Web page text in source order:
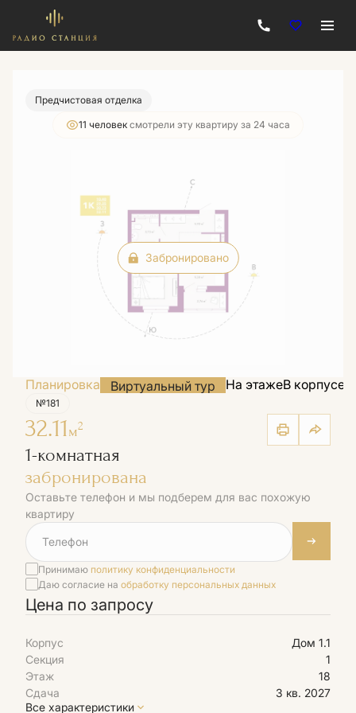
1-комнатная Цена по запросу
Предчистовая отделка
11 человек смотрели эту квартиру за 24 часа
Забронировано
Планировка Виртуальный тур На этажеВ корпусе
№181
32.11м2
1-комнатная
забронирована
Оставьте телефон и мы подберем для вас похожую
квартиру
Принимаю политику конфиденциальности
Даю согласие на обработку персональных данных
Цена по запросу
Корпус
Дом 1.1
Секция
1
Этаж
18
Сдача
3 кв. 2027
Все характеристики